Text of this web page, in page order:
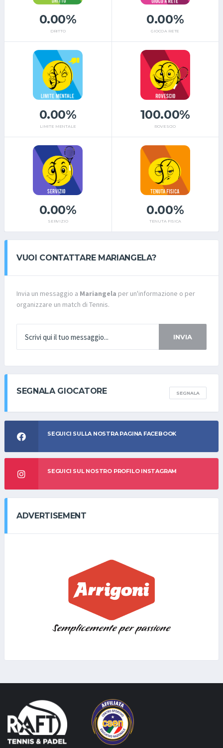
0.00%
DRITTO
0.00%
GIOCO A RETE
0.00%
LIMITE MENTALE
100.00%
ROVESCIO
0.00%
SERVIZIO
0.00%
TENUTA FISICA
VUOI CONTATTARE MARIANGELA?
Invia un messaggio a Mariangela per un'informazione o per
organizzare un match di Tennis.
INVIA
SEGNALA GIOCATORE SEGNALA
SEGUICI SULLA NOSTRA PAGINA FACEBOOK
SEGUICI SUL NOSTRO PROFILO INSTAGRAM
ADVERTISEMENT